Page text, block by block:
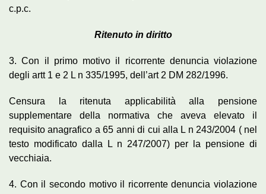
c.p.c.
Ritenuto in diritto
3. Con il primo motivo il ricorrente denuncia violazione
degli artt 1 e 2 L n 335/1995, dell’art 2 DM 282/1996.
Censura la ritenuta applicabilità alla pensione
supplementare della normativa che aveva elevato il
requisito anagrafico a 65 anni di cui alla L n 243/2004 ( nel
testo modificato dalla L n 247/2007) per la pensione di
vecchiaia.
4. Con il secondo motivo il ricorrente denuncia violazione